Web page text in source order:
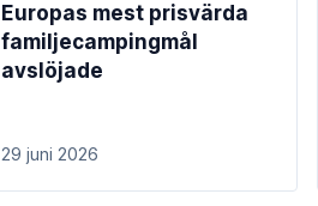
Europas mest prisvärda
familjecampingmål
avslöjade
29 juni 2026